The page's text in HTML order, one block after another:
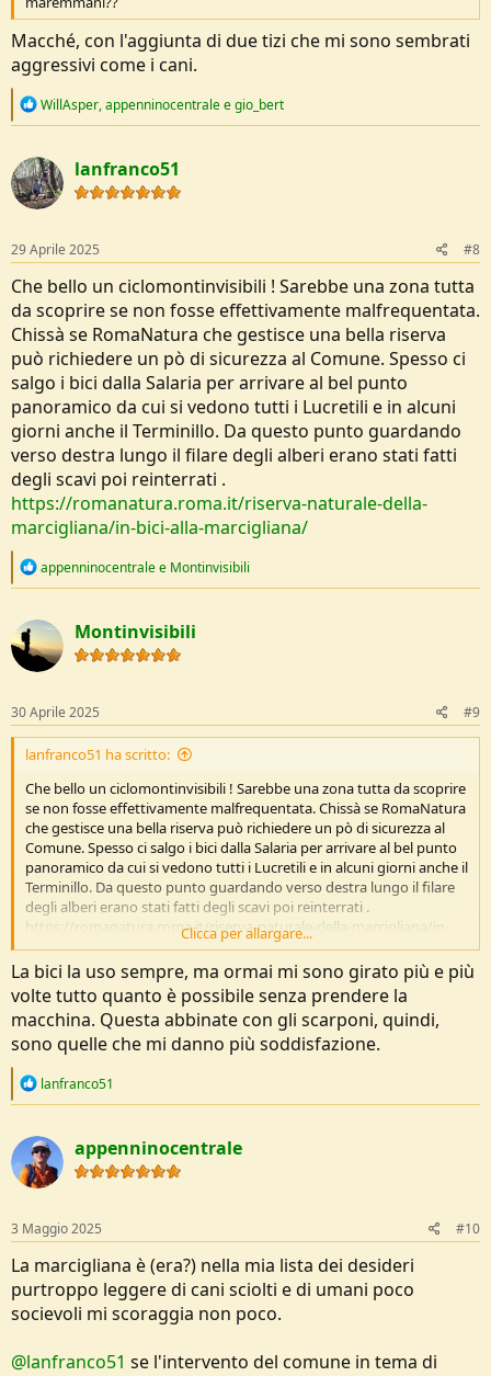
pedivelle, confidando così in un rientro domestico che non mi faccia
ragguardevole ricorrenza.
Qualche difficoltà a districarmi nelle torme salmodianti che si recano
Bufalotta, sulle orme delle passate traversate alla volta del Gran
Sasso e del Velino.
simile a Veio: sconfinati pianori e forre incassate che oltre un
millennio prima di Cristo avevano visto lo sviluppo di insediamenti
italici, poi medievali e quindi dimenticati. Fra questi la fiorente città
strategica a controllo del Tevere: secondo la leggenda in armi
contro Enea e fra le vittime del Ratto delle Sabine. Un territorio,
quindi, fittamente popolato, con sistemi idrici, vie e centri abitati,
ormai totalmente erosi dal tempo.
E per le scarpe? Come scrivevo qui, ho fatto bene a non buttarle.
https://www.avventurosamente.it/xf/threads/scarpe-quechua-mh-
500-mid-considerazioni-d’uso.64062/
Macché, con l'aggiunta di due tizi che mi sono sembrati
aggressivi come i cani.
R
c
t
i
o
s
:
WillAsper,appenninocentraleegio_bert
lanfranco51
29 Aprile 2025 #8
Che bello un ciclomontinvisibili ! Sarebbe una zona tutta
da scoprire se non fosse effettivamente malfrequentata.
Chissà se RomaNatura che gestisce una bella riserva
può richiedere un pò di sicurezza al Comune. Spesso ci
salgo i bici dalla Salaria per arrivare al bel punto
panoramico da cui si vedono tutti i Lucretili e in alcuni
giorni anche il Terminillo. Da questo punto guardando
verso destra lungo il filare degli alberi erano stati fatti
degli scavi poi reinterrati .
https://romanatura.roma.it/riserva-naturale-della-
marcigliana/in-bici-alla-marcigliana/
R
c
t
i
o
s
:
appenninocentralee Montinvisibili
Montinvisibili
30 Aprile 2025 #9
lanfranco51 ha scritto:
Che bello un ciclomontinvisibili ! Sarebbe una zona tutta da scoprire
se non fosse effettivamente malfrequentata. Chissà se RomaNatura
che gestisce una bella riserva può richiedere un pò di sicurezza al
Comune. Spesso ci salgo i bici dalla Salaria per arrivare al bel punto
panoramico da cui si vedono tutti i Lucretili e in alcuni giorni anche il
Terminillo. Da questo punto guardando verso destra lungo il filare
degli alberi erano stati fatti degli scavi poi reinterrati .
https://romanatura.roma.it/riserva-naturale-della-marcigliana/in-
bici-alla-marcigliana/
Clicca per allargare...
La bici la uso sempre, ma ormai mi sono girato più e più
volte tutto quanto è possibile senza prendere la
macchina. Questa abbinate con gli scarponi, quindi,
sono quelle che mi danno più soddisfazione.
R
c
t
i
o
s
:
lanfranco51
appenninocentrale
3 Maggio 2025 #10
La marcigliana è (era?) nella mia lista dei desideri
purtroppo leggere di cani sciolti e di umani poco
socievoli mi scoraggia non poco.
@lanfranco51 se l'intervento del comune in tema di